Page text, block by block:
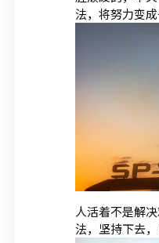
法，将努力变
人活着不是解
法，坚持下去，